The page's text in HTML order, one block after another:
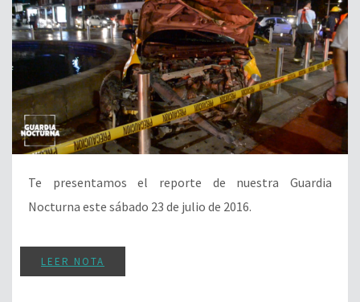
Te presentamos el reporte de nuestra Guardia
Nocturna este sábado 23 de julio de 2016.
LEER NOTA